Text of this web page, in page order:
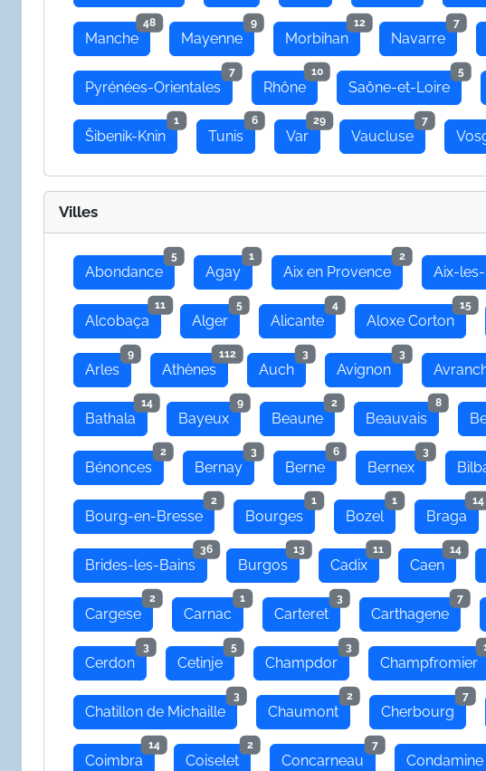
Manche
48
Mayenne
9
Morbihan
12
Navarre
7
Pyrénées-Orientales
7
Rhône
10
Saône-et-Loire
5
Šibenik-Knin
1
Tunis
6
Var
29
Vaucluse
7
Villes
Abondance
5
Agay
1
Aix en Provence
2
Aix-
Alcobaça
11
Alger
5
Alicante
4
Aloxe Corton
15
Arles
9
Athènes
112
Auch
3
Avignon
3
Bathala
14
Bayeux
9
Beaune
2
Beauvais
8
Bénonces
2
Bernay
3
Berne
6
Bernex
3
Bourg-en-Bresse
2
Bourges
1
Bozel
1
Braga
14
Brides-les-Bains
36
Burgos
13
Cadix
11
Caen
14
Cargese
2
Carnac
1
Carteret
3
Carthagene
7
Cerdon
3
Cetinje
5
Champdor
3
Champfromier
Chatillon de Michaille
3
Chaumont
2
Cherbourg
7
Coimbra
14
Coiselet
2
Concarneau
7